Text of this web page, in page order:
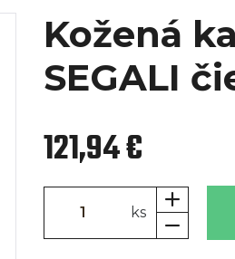
Kožená
SEGALI
121,94 €
ks